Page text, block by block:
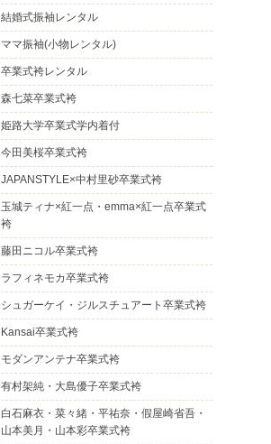
結婚式振袖レンタル
ママ振袖(小物レンタル)
卒業式袴レンタル
森七菜卒業式袴
姫路大学卒業式学内着付
今田美桜卒業式袴
JAPANSTYLE×中村里砂卒業式袴
玉城ティナ×紅一点・emma×紅一点卒業式
袴
藤田ニコル卒業式袴
ラフィネモカ卒業式袴
シュガーケイ・ジルスチュアート卒業式袴
Kansai卒業式袴
モダンアンテナ卒業式袴
有村架純・大島優子卒業式袴
白石麻衣・菜々緒・平祐奈・假屋崎省吾・
山本美月・山本彩卒業式袴